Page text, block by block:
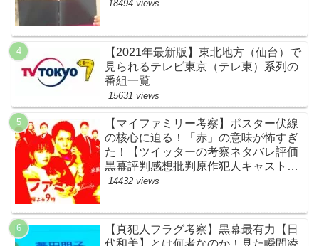
ネタバレ感想評価評判あらすじ原作犯
18494 views
【2021年最新版】東北地方（仙台）で
見られるテレビ東京（テレ東）系列の
番組一覧
15631 views
【マイファミリー考察】ポスター伏線
の核心に迫る！「赤」の意味が怖すぎ
た！【ツイッターの考察ネタバレ評価
黒幕評判感想批判原作犯人キャスト脚
本あらすじ伏線まとめ】
14432 views
【真犯人フラグ考察】黒幕最有力【日